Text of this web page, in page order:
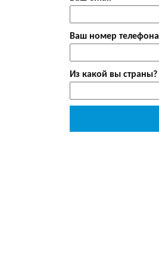
Ваш номер телефона
Из какой вы страны?